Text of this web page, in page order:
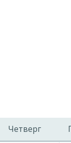
Четверг